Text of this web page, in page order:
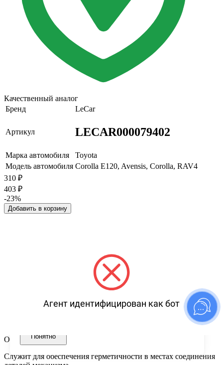
Качественный аналог
Бренд
LeCar
Артикул LECAR000079402
Марка автомобиля
Toyota
Модель автомобиля Corolla E120, Avensis, Corolla, RAV4
310 ₽
403 ₽
-23%
Добавить в корзину
Агент идентифицирован как бот
Описание товара
Служит для обеспечения герметичности в местах соединения
Используем файлы cookies для корректной работы сайта,
сбора аналитики и улучшения сервиса. Продолжая
пользоваться сайтом, вы соглашаетесь сполитикой
Понятно